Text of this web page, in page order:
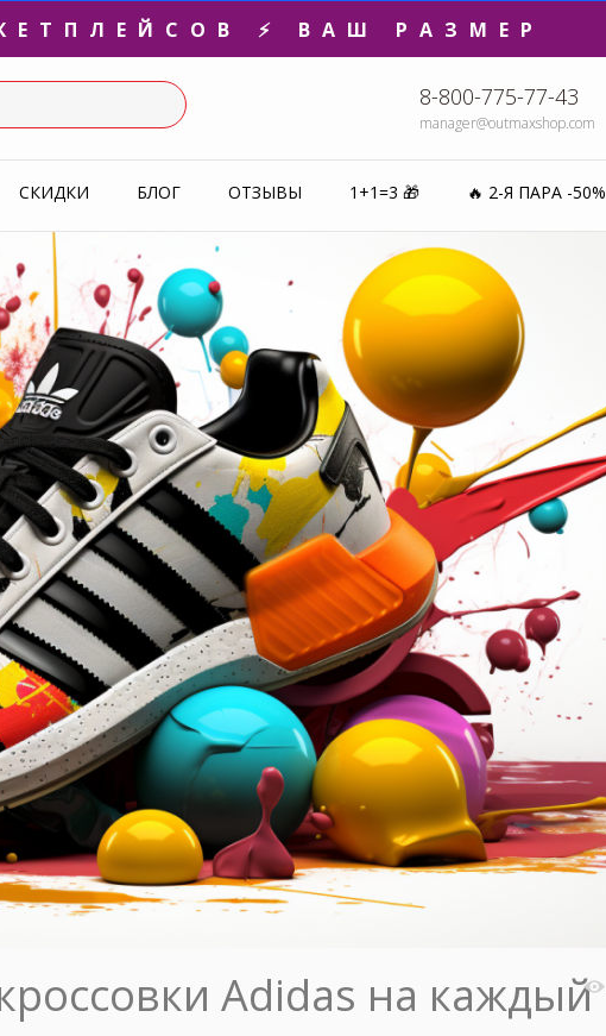
⚡ ВАШ РАЗМЕР
В ПОДАРОК 🎁
🔥 2-Я ПАРА -50%
8-800-775-77-43
manager@outmaxshop.com
СКИДКИ БЛОГ ОТЗЫВЫ 1+1=3 🎁 🔥 2-Я ПАРА -50%
Adidas на каждый